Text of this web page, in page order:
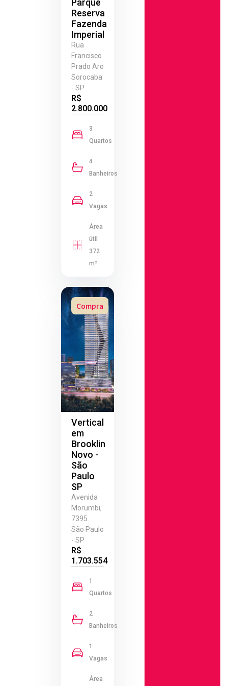
Parque
Reserva
Fazenda
Imperial
Rua
Francisco
Prado Aro
Sorocaba
- SP
R$
2.800.000
3
Quartos
4
Banheiros
2
Vagas
Área
útil
372
m²
Compra
Vertical
em
Brooklin
Novo -
São
Paulo
SP
Avenida
Morumbi,
7395
São Paulo
- SP
R$
1.703.554
1
Quartos
2
Banheiros
1
Vagas
Área